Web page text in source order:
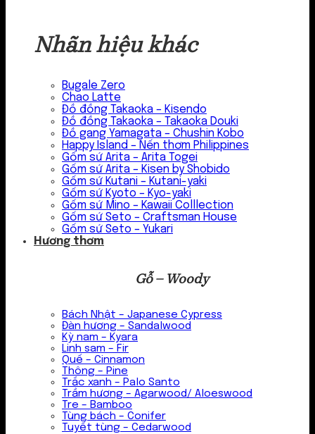
Nhãn hiệu khác
Bugale Zero
Chao Latte
Đồ đồng Takaoka – Kisendo
Đồ đồng Takaoka – Takaoka Douki
Đồ gang Yamagata – Chushin Kobo
Happy Island – Nến thơm Philippines
Gốm sứ Arita – Arita Togei
Gốm sứ Arita – Kisen by Shobido
Gốm sứ Kutani – Kutani-yaki
Gốm sứ Kyoto – Kyo-yaki
Gốm sứ Mino – Kawaii Colllection
Gốm sứ Seto – Craftsman House
Gốm sứ Seto – Yukari
Hương thơm
Gỗ – Woody
Bách Nhật – Japanese Cypress
Đàn hương – Sandalwood
Kỳ nam – Kyara
Linh sam – Fir
Quế – Cinnamon
Thông – Pine
Trắc xanh – Palo Santo
Trầm hương – Agarwood/ Aloeswood
Tre – Bamboo
Tùng bách – Conifer
Tuyết tùng – Cedarwood